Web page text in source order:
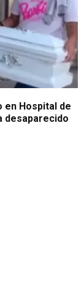
en Hospital de
desaparecido